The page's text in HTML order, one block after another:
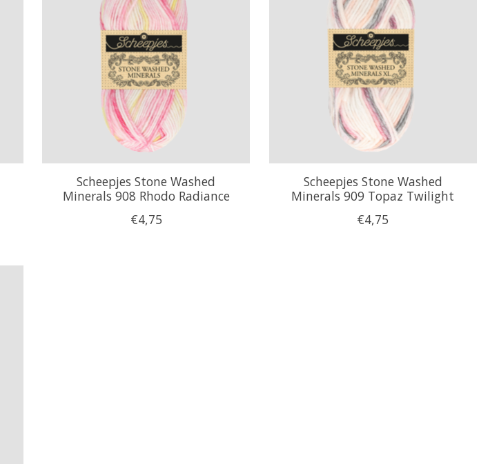
Scheepjes Stone Washed
Minerals 908 Rhodo Radiance
€4,75
Scheepjes Stone Washed
Minerals 909 Topaz Twilight
€4,75